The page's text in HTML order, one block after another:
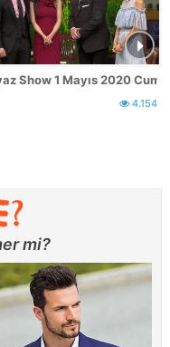
Show 1 Mayıs 2020 Cuma
4.154
mi?